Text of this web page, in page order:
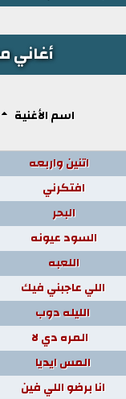
أغاني
اسم الأغنية
اتنين واربعه
افتكرني
البحر
السود عيونه
اللعبه
اللي عاجبني فيك
الليله دوب
المره دي لا
المس ايديا
انا برضو اللي فين